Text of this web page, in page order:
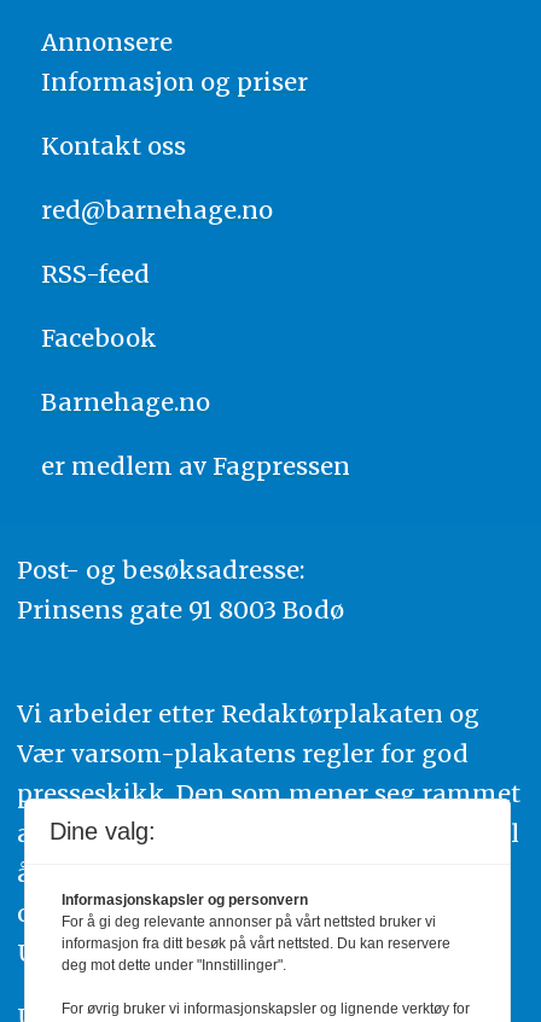
Annonsere
Informasjon og priser
Kontakt oss
red@barnehage.no
RSS-feed
Facebook
Barnehage.no
er medlem av Fagpressen
Post- og besøksadresse:
Prinsens gate 91 8003 Bodø
Vi arbeider etter Redaktørplakaten og
Vær varsom-plakatens regler for god
presseskikk. Den som mener seg rammet
av urettmessig publisering, oppfordres til
å ta kontakt med redaksjonen. Du kan
også klage inn saker til Pressens Faglige
Utvalg,www.pfu.no.
Dine valg:
Informasjonskapsler og personvern
For å gi deg relevante annonser på vårt nettsted bruker vi
informasjon fra ditt besøk på vårt nettsted. Du kan reservere
deg mot dette under "Innstillinger".
For øvrig bruker vi informasjonskapsler og lignende verktøy for